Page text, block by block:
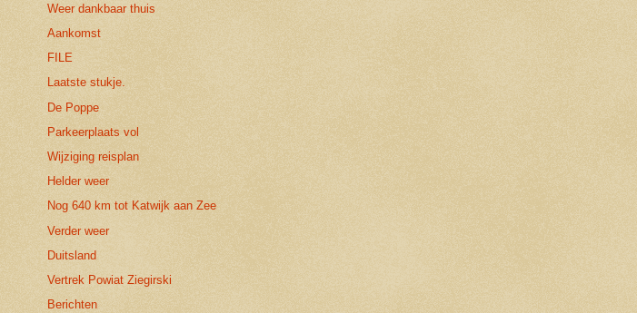
Weer dankbaar thuis
Aankomst
FILE
Laatste stukje.
De Poppe
Parkeerplaats vol
Wijziging reisplan
Helder weer
Nog 640 km tot Katwijk aan Zee
Verder weer
Duitsland
Vertrek Powiat Ziegirski
Berichten